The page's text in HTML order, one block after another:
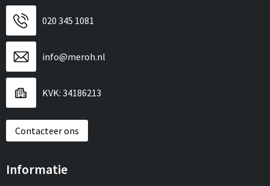
020 345 1081
info@meroh.nl
KVK: 34186213
Contacteer ons
Informatie